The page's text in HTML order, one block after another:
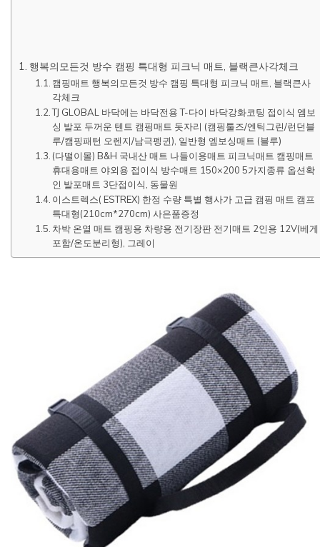
행복의모든것 방수 캠핑 특대형 피크닉 매트, 블랙큰사각체크
캠핑매트 행복의모든것 방수 캠핑 특대형 피크닉 매트, 블랙큰사
각체크
TJ GLOBAL 바닥에는 바닥전용 T-다이 바닥강화코팅 접이식 엠보
싱 발포 두꺼운 텐트 캠핑매트 돗자리 (캠핑툴즈/엔틱그린/런던블
루/캠핑패턴 오렌지/남극펭귄), 일반형 엠보싱매트 (블루)
(다떨이몰) B&H 국내산 매트 나들이용매트 피크닉매트 캠핑매트
휴대용매트 야외용 접이식 방수매트 150×200 5가지종류 옵션확
인 발포매트 3단접이식, 동물원
이스트렉스( ESTREX) 한정 수량 특별 행사가 고급 캠핑 매트 캠프
특대형(210cm*270cm) 사은품증정
차박 온열 매트 캠핑용 차량용 전기장판 전기매트 2인용 12V(베게
포함/온도분리형), 그레이